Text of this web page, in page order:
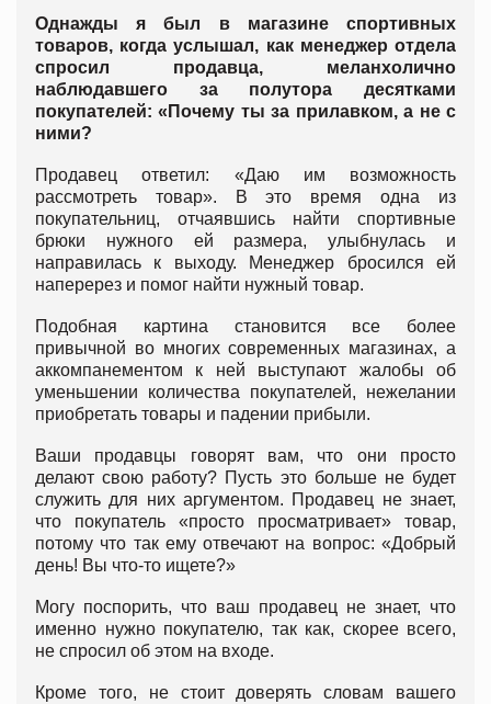
Однажды я был в магазине спортивных
товаров, когда услышал, как менеджер отдела
спросил продавца, меланхолично
наблюдавшего за полутора десятками
покупателей: «Почему ты за прилавком, а не с
ними?
Продавец ответил: «Даю им возможность
рассмотреть товар». В это время одна из
покупательниц, отчаявшись найти спортивные
брюки нужного ей размера, улыбнулась и
направилась к выходу. Менеджер бросился ей
наперерез и помог найти нужный товар.
Подобная картина становится все более
привычной во многих современных магазинах, а
аккомпанементом к ней выступают жалобы об
уменьшении количества покупателей, нежелании
приобретать товары и падении прибыли.
Ваши продавцы говорят вам, что они просто
делают свою работу? Пусть это больше не будет
служить для них аргументом. Продавец не знает,
что покупатель «просто просматривает» товар,
потому что так ему отвечают на вопрос: «Добрый
день! Вы что-то ищете?»
Могу поспорить, что ваш продавец не знает, что
именно нужно покупателю, так как, скорее всего,
не спросил об этом на входе.
Кроме того, не стоит доверять словам вашего